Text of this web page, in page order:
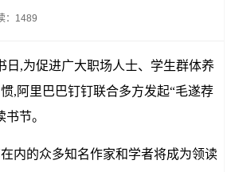
：1489
日,为促进广大职场人士、学生群体养
,阿里巴巴钉钉联合多方发起“毛遂荐
节。
内的众多知名作家和学者将成为领读